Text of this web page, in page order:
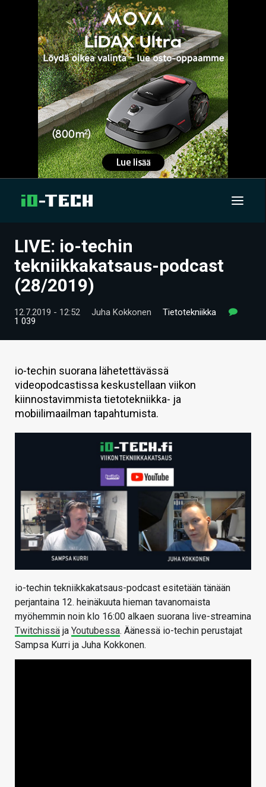
UUTISET
ARTIKKELIT
VIDEOT
HINTA.FI
KAUPPA
VAIHDA TEEMA
HAKU
LIVE: io-techin
tekniikkakatsaus-podcast
(28/2019)
12.7.2019 - 12:52 Juha Kokkonen
Tietotekniikka
1 039
io-techin suorana lähetettävässä
videopodcastissa keskustellaan viikon
kiinnostavimmista tietotekniikka- ja
mobiilimaailman tapahtumista.
io-techin tekniikkakatsaus-podcast esitetään tänään
perjantaina 12. heinäkuuta hieman tavanomaista
myöhemmin noin klo 16:00 alkaen suorana live-streamina
Twitchissä ja Youtubessa. Äänessä io-techin perustajat
Sampsa Kurri ja Juha Kokkonen.